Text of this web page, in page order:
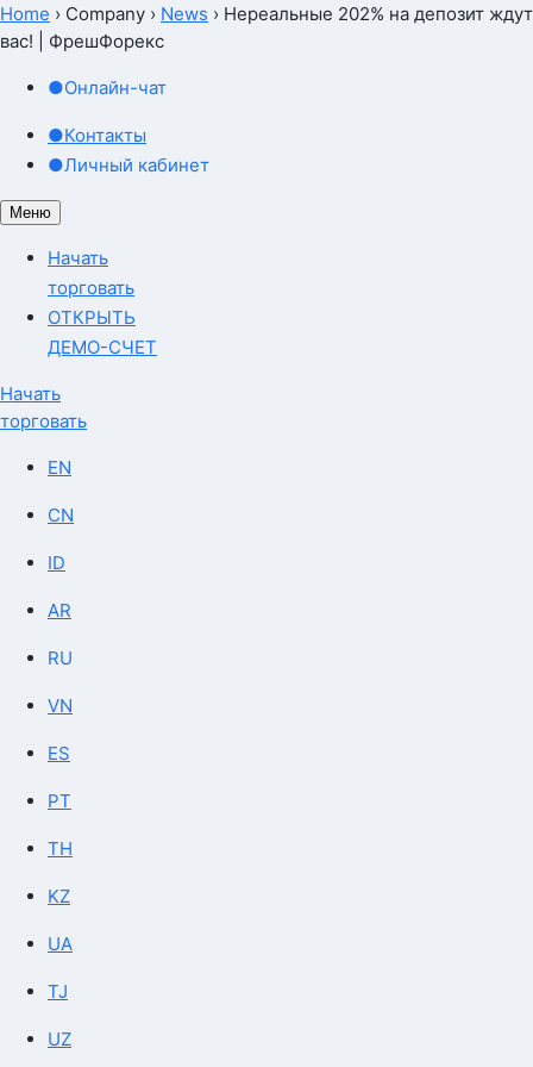
Home › Company › News › Нереальные 202% на депозит ждут
вас! | ФрешФорекс
●Онлайн-чат
●Контакты
●Личный кабинет
Меню
Начать
торговать
ОТКРЫТЬ
ДЕМО-СЧЕТ
Начать
торговать
EN
CN
ID
AR
RU
VN
ES
PT
TH
KZ
UA
TJ
UZ